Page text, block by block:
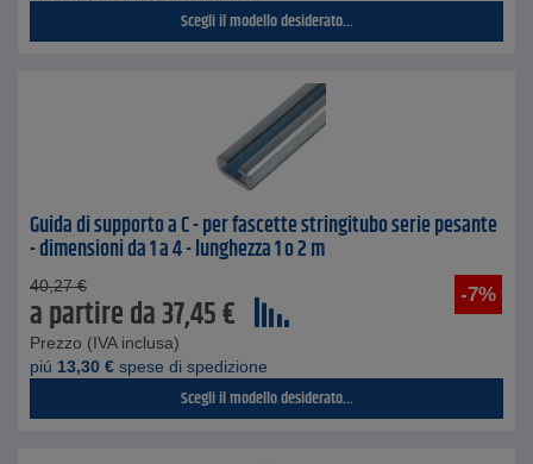
Scegli il modello desiderato...
Guida di supporto a C - per fascette stringitubo serie pesante
- dimensioni da 1 a 4 - lunghezza 1 o 2 m
-7%
40,27 €
a partire da37,45€
Prezzo (IVA inclusa)
piú 13,30 € spese di spedizione
Scegli il modello desiderato...